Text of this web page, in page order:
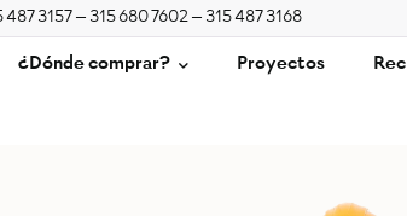
487 3157 – 315 680 7602 – 315 487 3168
¿Dónde comprar? Proyectos